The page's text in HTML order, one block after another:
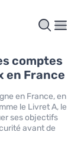
comptes
en France
en France, en
le Livret A, le
ses objectifs
avant de